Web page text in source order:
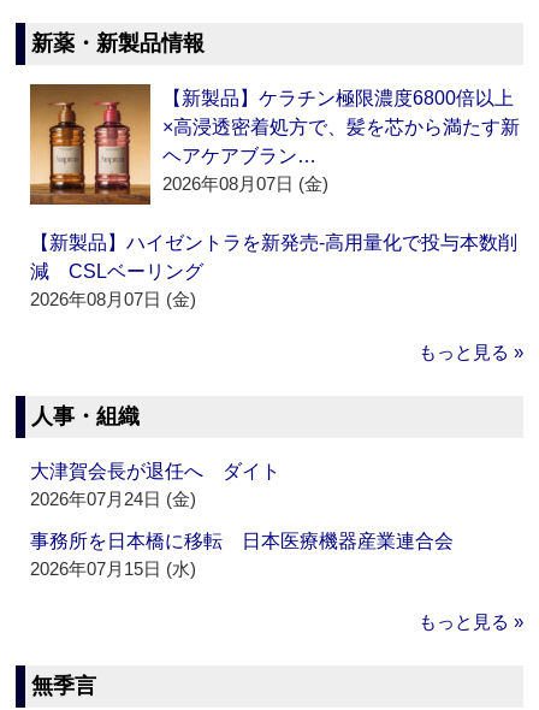
新薬・新製品情報
【新製品】ケラチン極限濃度6800倍以上
×高浸透密着処方で、髪を芯から満たす新
ヘアケアブラン…
2026年08月07日 (金)
【新製品】ハイゼントラを新発売‐高用量化で投与本数削
減 CSLベーリング
2026年08月07日 (金)
もっと見る »
人事・組織
大津賀会長が退任へ ダイト
2026年07月24日 (金)
事務所を日本橋に移転 日本医療機器産業連合会
2026年07月15日 (水)
もっと見る »
無季言